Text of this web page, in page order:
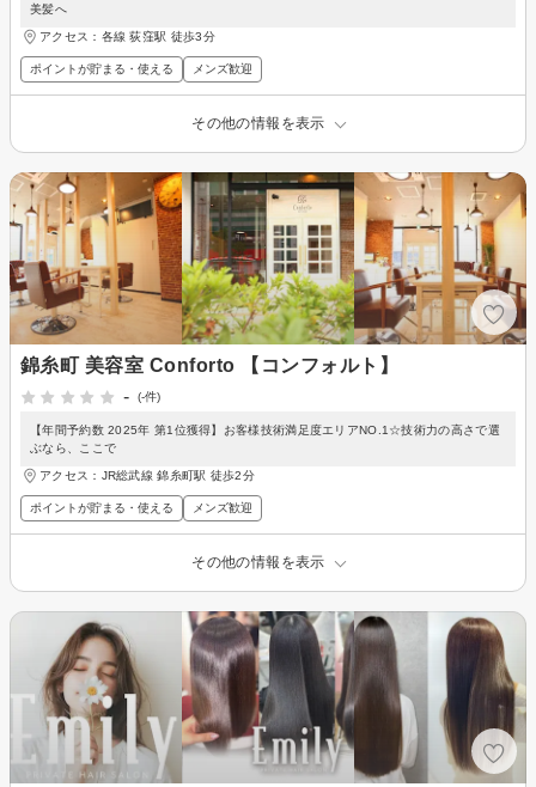
美髪へ
アクセス：各線 荻窪駅 徒歩3分
ポイントが貯まる・使える メンズ歓迎
その他の情報を表示
錦糸町 美容室 Conforto 【コンフォルト】
-
(-件)
【年間予約数 2025年 第1位獲得】お客様技術満足度エリアNO.1☆技術力の高さで選
ぶなら、ここで
アクセス：JR総武線 錦糸町駅 徒歩2分
ポイントが貯まる・使える メンズ歓迎
その他の情報を表示